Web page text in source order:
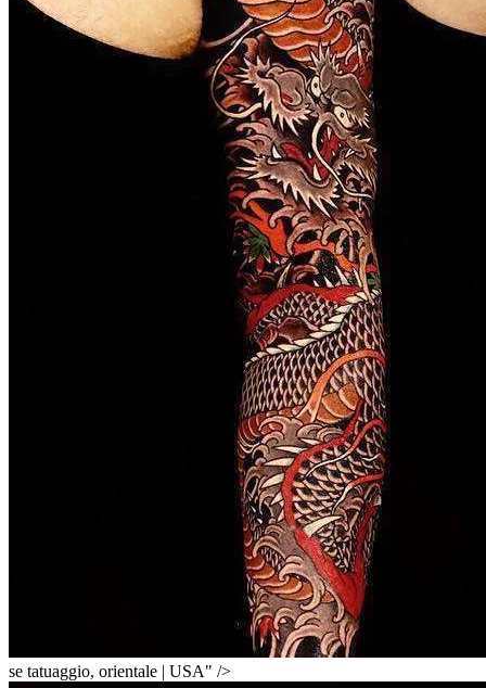
se tatuaggio, orientale | USA" />